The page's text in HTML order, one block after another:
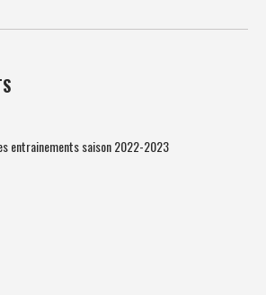
entrainements saison 2022-2023